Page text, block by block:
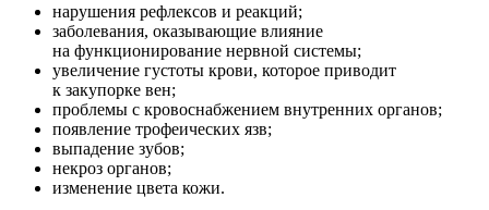
нарушения рефлексов и реакций;
заболевания, оказывающие влияние
на функционирование нервной системы;
увеличение густоты крови, которое приводит
к закупорке вен;
проблемы с кровоснабжением внутренних органов;
появление трофеических язв;
выпадение зубов;
некроз органов;
изменение цвета кожи.